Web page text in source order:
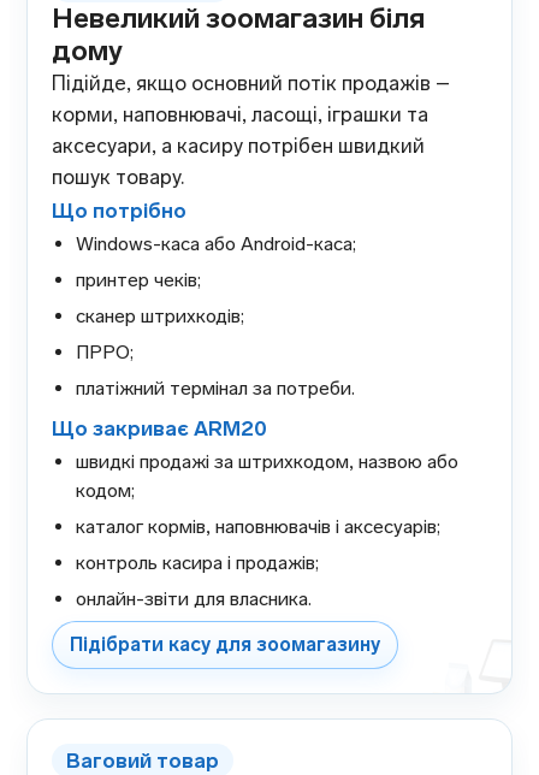
Невеликий зоомагазин біля
дому
Підійде, якщо основний потік продажів –
корми, наповнювачі, ласощі, іграшки та
аксесуари, а касиру потрібен швидкий
пошук товару.
Що потрібно
Windows-каса або Android-каса;
принтер чеків;
сканер штрихкодів;
ПРРО;
платіжний термінал за потреби.
Що закриває ARM20
швидкі продажі за штрихкодом, назвою або
кодом;
каталог кормів, наповнювачів і аксесуарів;
контроль касира і продажів;
онлайн-звіти для власника.
Підібрати касу для зоомагазину
Ваговий товар